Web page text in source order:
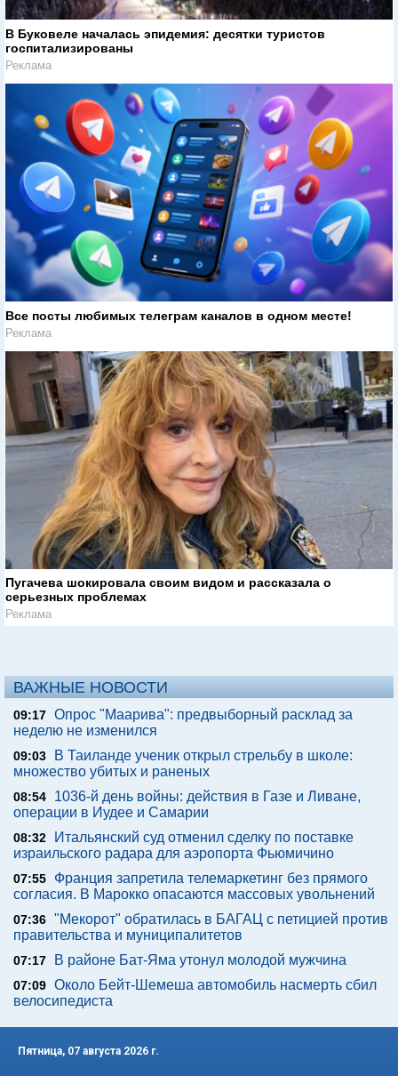
В Буковеле началась эпидемия: десятки туристов
госпитализированы
Реклама
Все посты любимых телеграм каналов в одном месте!
Реклама
Пугачева шокировала своим видом и рассказала о
серьезных проблемах
Реклама
ВАЖНЫЕ НОВОСТИ
09:17 Опрос "Mаарива": предвыборный расклад за
неделю не изменился
09:03
В Таиланде ученик открыл стрельбу в школе:
множество убитых и раненых
08:54
1036-й день войны: действия в Газе и Ливане,
операции в Иудее и Самарии
08:32
Итальянский суд отменил сделку по поставке
израильского радара для аэропорта Фьюмичино
07:55
Франция запретила телемаркетинг без прямого
согласия. В Марокко опасаются массовых увольнений
07:36 "Мекорот" обратилась в БАГАЦ с петицией против
правительства и муниципалитетов
07:17 В районе Бат-Яма утонул молодой мужчина
07:09 Около Бейт-Шемеша автомобиль насмерть сбил
велосипедиста
Пятница, 07 августа 2026 г.